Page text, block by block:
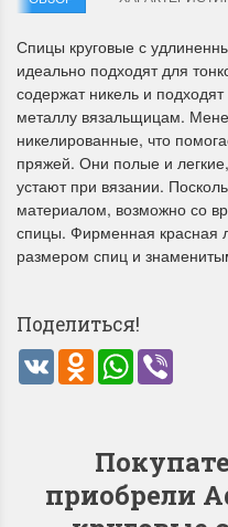
Спицы круговые с
идеально подходят для
содержат никель и
металлу вязальщицам.
никелированные, что
пряжей. Они полые и
устают при вязании.
материалом, возможно со
спицы. Фирменная красная
размером спиц и
Поделиться!
VK Odnoklassniki
WhatsApp
приобрели